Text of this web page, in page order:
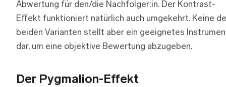
Abwertung für den/die Nachfolger:in. Der Kontrast-
Effekt funktioniert natürlich auch umgekehrt. Keine
beiden Varianten stellt aber ein geeignetes
dar, um eine objektive Bewertung abzugeben.
Der Pygmalion-Effekt